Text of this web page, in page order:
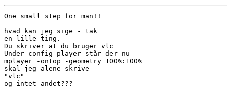
One small step for man!!
hvad kan jeg sige - tak
en lille ting.
Du skriver at du bruger vlc
Under config-player står der nu
mplayer -ontop -geometry 100%:100%
skal jeg alene skrive
"vlc"
og intet andet???